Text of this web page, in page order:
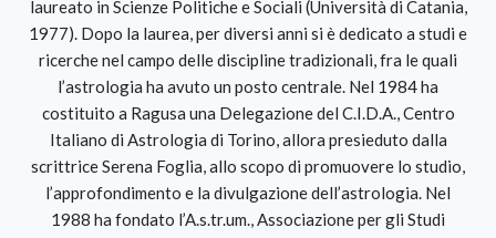
laureato in Scienze Politiche e Sociali (Università di Catania,
1977). Dopo la laurea, per diversi anni si è dedicato a studi e
ricerche nel campo delle discipline tradizionali, fra le quali
l’astrologia ha avuto un posto centrale. Nel 1984 ha
costituito a Ragusa una Delegazione del C.I.D.A., Centro
Italiano di Astrologia di Torino, allora presieduto dalla
scrittrice Serena Foglia, allo scopo di promuovere lo studio,
l’approfondimento e la divulgazione dell’astrologia. Nel
1988 ha fondato l’A.s.tr.um., Associazione per gli Studi